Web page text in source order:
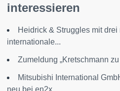
interessieren
Heidrick & Struggles mit
internationale...
Zumeldung „Kretschmann
Mitsubishi International
neu bei en2x